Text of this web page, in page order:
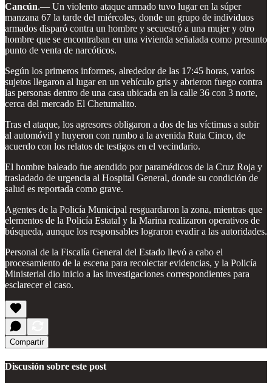
Cancún.— Un violento ataque armado tuvo lugar en la súper
manzana 67 la tarde del miércoles, donde un grupo de individuos
armados disparó contra un hombre y secuestró a una mujer y otro
hombre que se encontraban en una vivienda señalada como presunto
punto de venta de narcóticos.
Según los primeros informes, alrededor de las 17:45 horas, varios
sujetos llegaron al lugar en un vehículo gris y abrieron fuego contra
las personas dentro de una casa ubicada en la calle 36 con 3 norte,
cerca del mercado El Chetumalito.
Tras el ataque, los agresores obligaron a dos de las víctimas a subir
al automóvil y huyeron con rumbo a la avenida Ruta Cinco, de
acuerdo con los relatos de testigos en el vecindario.
El hombre baleado fue atendido por paramédicos de la Cruz Roja y
trasladado de urgencia al Hospital General, donde su condición de
salud es reportada como grave.
Agentes de la Policía Municipal resguardaron la zona, mientras que
elementos de la Policía Estatal y la Marina realizaron operativos de
búsqueda, aunque los responsables lograron evadir a las autoridades.
Personal de la Fiscalía General del Estado llevó a cabo el
procesamiento de la escena para recolectar evidencias, y la Policía
Ministerial dio inicio a las investigaciones correspondientes para
esclarecer el caso.
Compartir
Discusión sobre este post